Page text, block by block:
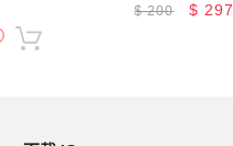
$200 $ 297